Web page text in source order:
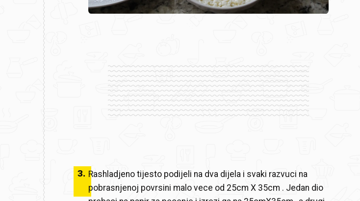
3. Rashladjeno tijesto podijeli na dva dijela i svaki razvuci na
pobrasnjenoj povrsini malo vece od 25cm X 35cm . Jedan dio